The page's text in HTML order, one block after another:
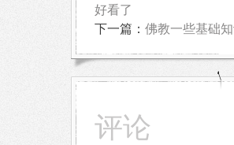
好看了
下一篇： 佛教一些基础
评论